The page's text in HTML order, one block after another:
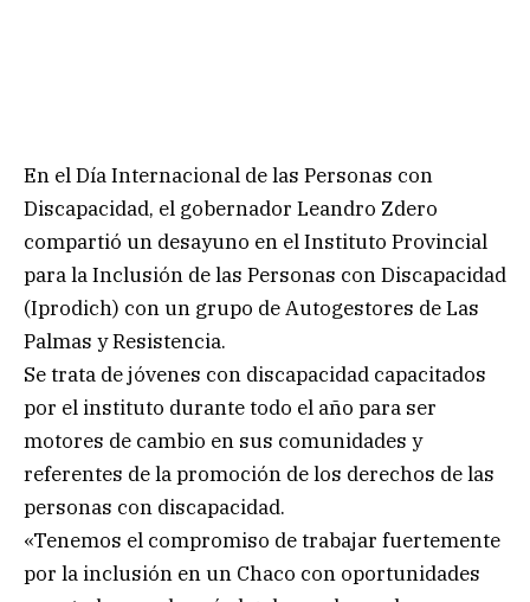
En el Día Internacional de las Personas con
Discapacidad, el gobernador Leandro Zdero
compartió un desayuno en el Instituto Provincial
para la Inclusión de las Personas con Discapacidad
(Iprodich) con un grupo de Autogestores de Las
Palmas y Resistencia.
Se trata de jóvenes con discapacidad capacitados
por el instituto durante todo el año para ser
motores de cambio en sus comunidades y
referentes de la promoción de los derechos de las
personas con discapacidad.
«Tenemos el compromiso de trabajar fuertemente
por la inclusión en un Chaco con oportunidades